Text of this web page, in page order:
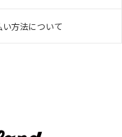
い方法について